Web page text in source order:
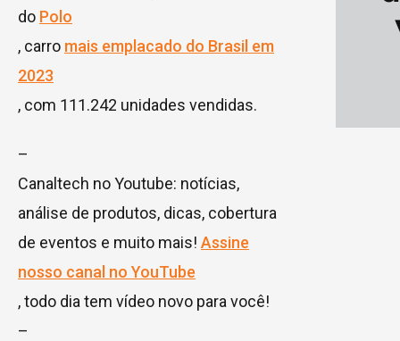
do Polo
, carro mais emplacado do Brasil em
2023
, com 111.242 unidades vendidas.
–
Canaltech no Youtube: notícias,
análise de produtos, dicas, cobertura
de eventos e muito mais! Assine
nosso canal no YouTube
, todo dia tem vídeo novo para você!
–